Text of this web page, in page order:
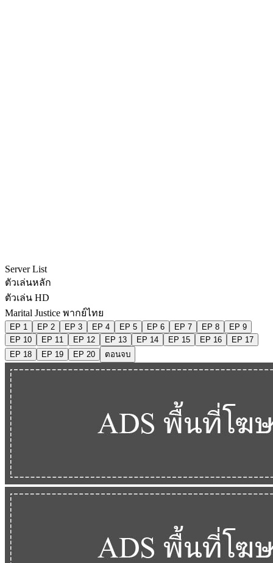
Server List
ตัวเล่นหลัก
ตัวเล่น HD
Marital Justice พากย์ไทย
EP 1 EP 2 EP 3 EP 4 EP 5 EP 6 EP 7 EP 8
EP 9
EP 10
EP 11 EP 12 EP 13 EP 14 EP 15 EP 16
EP 17
EP 18
EP 19 EP 20 ตอนจบ